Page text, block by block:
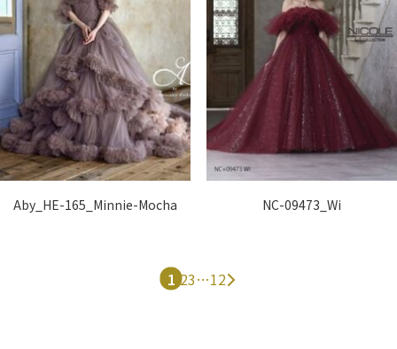
Aby_HE-165_Minnie-Mocha NC-09473_Wi
1 23…12